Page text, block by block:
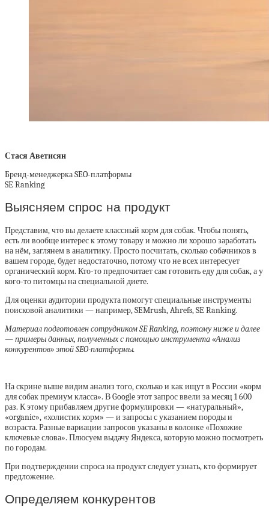
Стася Аветисян
Бренд-менеджерка SEO-платформы
SE Ranking
Выясняем спрос на продукт
Представим, что вы делаете классный корм для собак. Чтобы понять,
есть ли вообще интерес к этому товару и можно ли хорошо заработать
на нём, заглянем в аналитику. Просто посчитать, сколько собачников в
вашем городе, будет недостаточно, потому что не всех интересует
органический корм. Кто-то предпочитает сам готовить еду для собак, а у
кого-то питомцы на специальной диете.
Для оценки аудитории продукта помогут специальные инструменты
поисковой аналитики — например, SEMrush, Ahrefs, SE Ranking.
Материал подготовлен сотрудником SE Ranking, поэтому ниже и далее
— примеры данных, полученных с помощью инструмента «‎Анализ
конкурентов» этой SEO-платформы.
На скрине выше видим анализ того, сколько и как ищут в России «‎корм
для собак премиум класса». В Google этот запрос ввели за месяц 1 600
раз. К этому прибавляем другие формулировки — «натуральный»,
«organic», «холистик корм» — и запросы с указанием породы и
возраста. Разные вариации запросов указаны в колонке «‎Похожие
ключевые слова». Плюсуем выдачу Яндекса, которую можно посмотреть
по городам.
При подтверждении спроса на продукт следует узнать, кто формирует
предложение.
Определяем конкурентов